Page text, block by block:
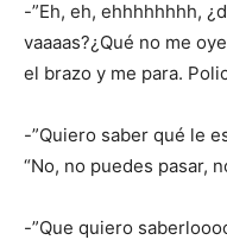
-”Eh, eh, ehhhhhhhh,
vaaaas?¿Qué no me
el brazo y me para.
-”Quiero saber qué le
“No, no puedes pasar,
-”Que quiero